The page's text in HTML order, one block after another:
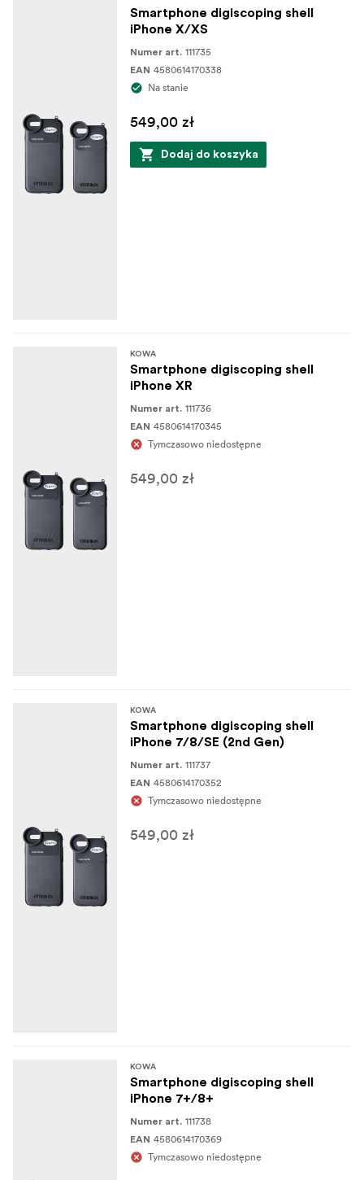
Smartphone digiscoping shell
iPhone X/XS
Numer art. 111735
EAN 4580614170338
Na stanie
549,00 zł
Dodaj do koszyka
KOWA
Smartphone digiscoping shell
iPhone XR
Numer art. 111736
EAN 4580614170345
Tymczasowo niedostępne
549,00 zł
KOWA
Smartphone digiscoping shell
iPhone 7/8/SE (2nd Gen)
Numer art. 111737
EAN 4580614170352
Tymczasowo niedostępne
549,00 zł
KOWA
Smartphone digiscoping shell
iPhone 7+/8+
Numer art. 111738
EAN 4580614170369
Tymczasowo niedostępne